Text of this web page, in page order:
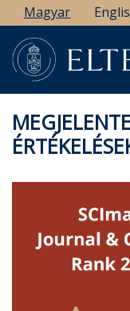
Ugrás
a
tartalomra
Magyar